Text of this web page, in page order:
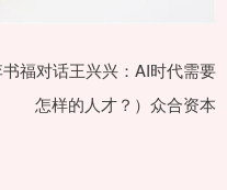
福对话王兴兴：AI时代需要
怎样的人才？）众合资本